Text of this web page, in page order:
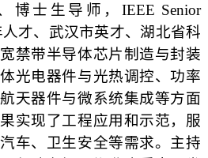
博士生导师， IEEE Senior
才、武汉市英才、湖北省科
宽禁带半导体芯片制造与封装
光电器件与光热调控、功率
天器件与微系统集成等方面
实现了工程应用和示范，服
车、卫生安全等需求。主持